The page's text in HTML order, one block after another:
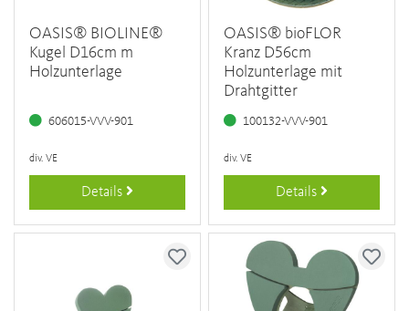
OASIS® BIOLINE®
Kugel D16cm m
Holzunterlage
606015-VVV-901
div. VE
Details
OASIS® bioFLOR
Kranz D56cm
Holzunterlage mit
Drahtgitter
100132-VVV-901
div. VE
Details